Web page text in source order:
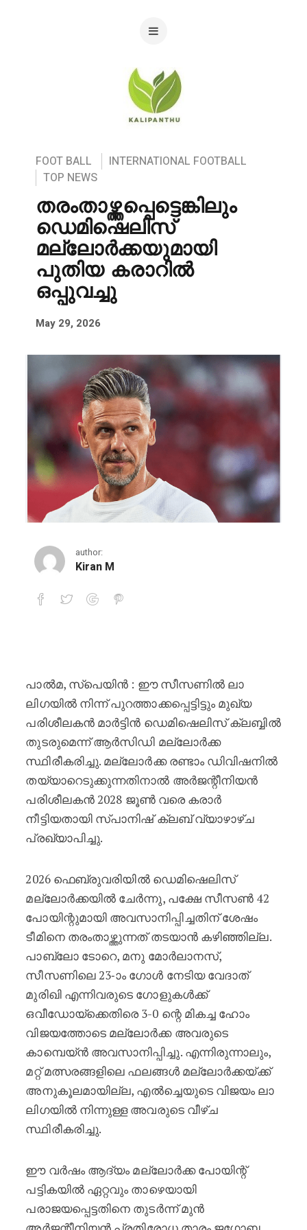
FOOT BALL
INTERNATIONAL FOOTBALL
TOP NEWS
തരംതാഴ്ത്തപ്പെട്ടെങ്കിലും
ഡെമിഷെലിസ്
മല്ലോർക്കയുമായി
പുതിയ കരാറിൽ
ഒപ്പുവച്ചു
May 29, 2026
author:
Kiran M
പാൽമ, സ്പെയിൻ : ഈ സീസണിൽ ലാ
ലിഗയിൽ നിന്ന് പുറത്താക്കപ്പെട്ടിട്ടും മുഖ്യ
പരിശീലകൻ മാർട്ടിൻ ഡെമിഷെലിസ് ക്ലബ്ബിൽ
തുടരുമെന്ന് ആർസിഡി മല്ലോർക്ക
സ്ഥിരീകരിച്ചു. മല്ലോർക്ക രണ്ടാം ഡിവിഷനിൽ
തയ്യാറെടുക്കുന്നതിനാൽ അർജന്റീനിയൻ
പരിശീലകൻ 2028 ജൂൺ വരെ കരാർ
നീട്ടിയതായി സ്പാനിഷ് ക്ലബ് വ്യാഴാഴ്ച
പ്രഖ്യാപിച്ചു.
2026 ഫെബ്രുവരിയിൽ ഡെമിഷെലിസ്
മല്ലോർക്കയിൽ ചേർന്നു, പക്ഷേ സീസൺ 42
പോയിന്റുമായി അവസാനിപ്പിച്ചതിന് ശേഷം
ടീമിനെ തരംതാഴ്ത്തുന്നത് തടയാൻ കഴിഞ്ഞില്ല.
പാബ്ലോ ടോറെ, മനു മോർലാനസ്,
സീസണിലെ 23-ാം ഗോൾ നേടിയ വേദാത്
മുരിഖി എന്നിവരുടെ ഗോളുകൾക്ക്
ഒവീഡോയ്‌ക്കെതിരെ 3-0 ന്റെ മികച്ച ഹോം
വിജയത്തോടെ മല്ലോർക്ക അവരുടെ
കാമ്പെയ്‌ൻ അവസാനിപ്പിച്ചു. എന്നിരുന്നാലും,
മറ്റ് മത്സരങ്ങളിലെ ഫലങ്ങൾ മല്ലോർക്കയ്ക്ക്
അനുകൂലമായില്ല, എൽച്ചെയുടെ വിജയം ലാ
ലിഗയിൽ നിന്നുള്ള അവരുടെ വീഴ്ച
സ്ഥിരീകരിച്ചു.
ഈ വർഷം ആദ്യം മല്ലോർക്ക പോയിന്റ്
പട്ടികയിൽ ഏറ്റവും താഴെയായി
പരാജയപ്പെട്ടതിനെ തുടർന്ന് മുൻ